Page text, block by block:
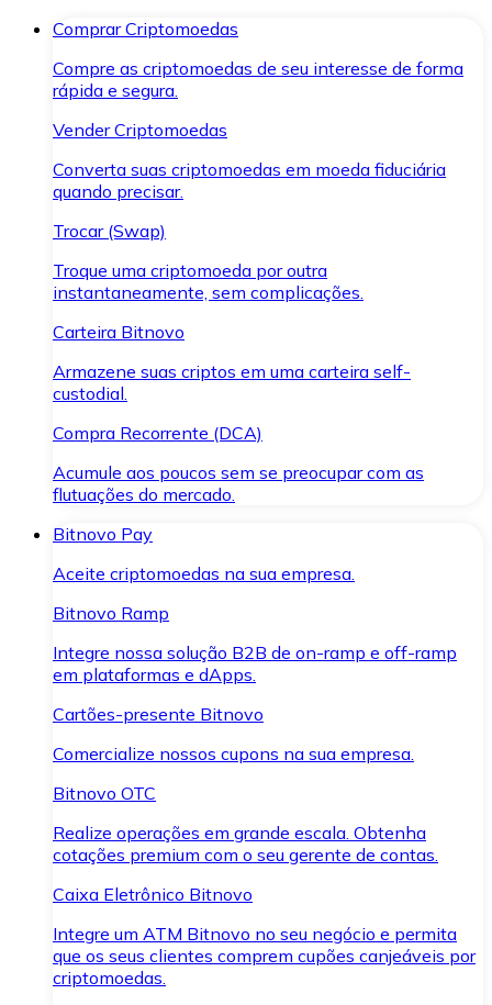
Comprar Criptomoedas
Compre as criptomoedas de seu interesse de forma
rápida e segura.
Vender Criptomoedas
Converta suas criptomoedas em moeda fiduciária
quando precisar.
Trocar (Swap)
Troque uma criptomoeda por outra
instantaneamente, sem complicações.
Carteira Bitnovo
Armazene suas criptos em uma carteira self-
custodial.
Compra Recorrente (DCA)
Acumule aos poucos sem se preocupar com as
flutuações do mercado.
Bitnovo Pay
Aceite criptomoedas na sua empresa.
Bitnovo Ramp
Integre nossa solução B2B de on-ramp e off-ramp
em plataformas e dApps.
Cartões-presente Bitnovo
Comercialize nossos cupons na sua empresa.
Bitnovo OTC
Realize operações em grande escala. Obtenha
cotações premium com o seu gerente de contas.
Caixa Eletrônico Bitnovo
Integre um ATM Bitnovo no seu negócio e permita
que os seus clientes comprem cupões canjeáveis por
criptomoedas.